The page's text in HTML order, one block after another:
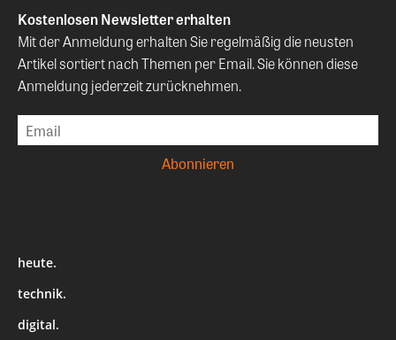
Kostenlosen Newsletter erhalten
Mit der Anmeldung erhalten Sie regelmäßig die neusten
Artikel sortiert nach Themen per Email. Sie können diese
Anmeldung jederzeit zurücknehmen.
heute.
technik.
digital.